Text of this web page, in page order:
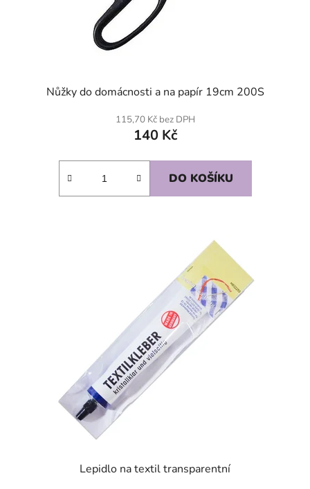
Nůžky do domácnosti a na papír 19cm 200S
115,70 Kč bez DPH
140 Kč
DO KOŠÍKU
Lepidlo na textil transparentní